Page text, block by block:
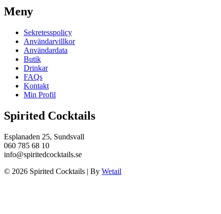
Meny
Sekretesspolicy
Användarvillkor
Användardata
Butik
Drinkar
FAQs
Kontakt
Min Profil
Spirited Cocktails
Esplanaden 25, Sundsvall
060 785 68 10
info@spiritedcocktails.se
© 2026 Spirited Cocktails | By Wetail